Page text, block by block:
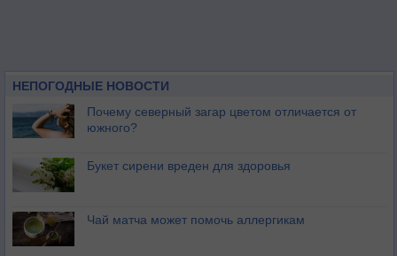
НЕПОГОДНЫЕ НОВОСТИ
Почему северный загар цветом отличается от
южного?
Букет сирени вреден для здоровья
Чай матча может помочь аллергикам